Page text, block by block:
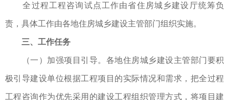
全过程工程咨询试点工作由省住房城乡建设厅统筹负
责，具体工作由各地住房城乡建设主管部门组织实施。
三、工作任务
（一）加强项目引导。各地住房城乡建设主管部门要积
极引导建设单位根据工程项目的实际情况和需求，把全过程
工程咨询作为优先采用的建设工程组织管理方式，将项目建